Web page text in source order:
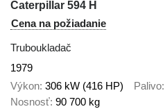
Caterpillar 594 H
Cena na požiadanie
Truboukladač
1979
Výkon 306 kW (416 HP) Palivo
Nosnosť 90 700 kg